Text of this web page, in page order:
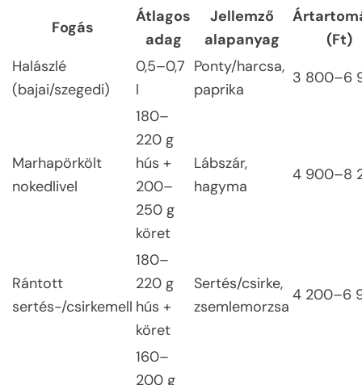
Fogás
Átlagos
adag
Jellemző
alapanyag
(Ft)
Halászlé
(bajai/szegedi)
0,5–0,7
l
Ponty/harcsa,
paprika
3 800–6
Marhapörkölt
nokedlivel
180–
220 g
hús +
200–
250 g
köret
Lábszár,
hagyma
4 900–8
Rántott
sertés-/csirkemell
180–
220 g
hús +
köret
Sertés/csirke,
zsemlemorzsa
4 200–6
160–
200 g